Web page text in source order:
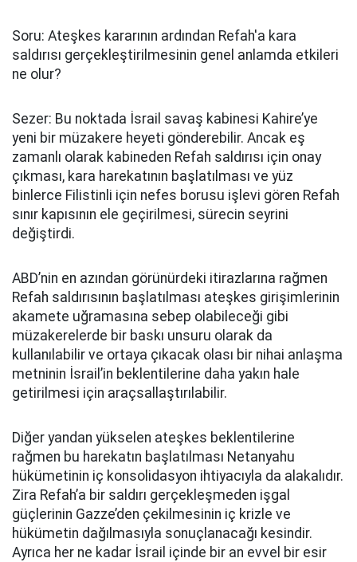
Soru: Ateşkes kararının ardından Refah'a kara
saldırısı gerçekleştirilmesinin genel anlamda etkileri
ne olur?
Sezer: Bu noktada İsrail savaş kabinesi Kahire’ye
yeni bir müzakere heyeti gönderebilir. Ancak eş
zamanlı olarak kabineden Refah saldırısı için onay
çıkması, kara harekatının başlatılması ve yüz
binlerce Filistinli için nefes borusu işlevi gören Refah
sınır kapısının ele geçirilmesi, sürecin seyrini
değiştirdi.
ABD’nin en azından görünürdeki itirazlarına rağmen
Refah saldırısının başlatılması ateşkes girişimlerinin
akamete uğramasına sebep olabileceği gibi
müzakerelerde bir baskı unsuru olarak da
kullanılabilir ve ortaya çıkacak olası bir nihai anlaşma
metninin İsrail’in beklentilerine daha yakın hale
getirilmesi için araçsallaştırılabilir.
Diğer yandan yükselen ateşkes beklentilerine
rağmen bu harekatın başlatılması Netanyahu
hükümetinin iç konsolidasyon ihtiyacıyla da alakalıdır.
Zira Refah’a bir saldırı gerçekleşmeden işgal
güçlerinin Gazze’den çekilmesinin iç krizle ve
hükümetin dağılmasıyla sonuçlanacağı kesindir.
Ayrıca her ne kadar İsrail içinde bir an evvel bir esir